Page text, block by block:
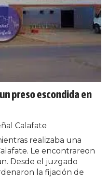
preso escondida en
Calafate
realizaba una
Le encontrareon
Desde el juzgado
la fijación de